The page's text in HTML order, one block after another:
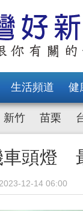
生活頻道 健
新竹 苗栗
車頭燈
2023-12-14 06:00